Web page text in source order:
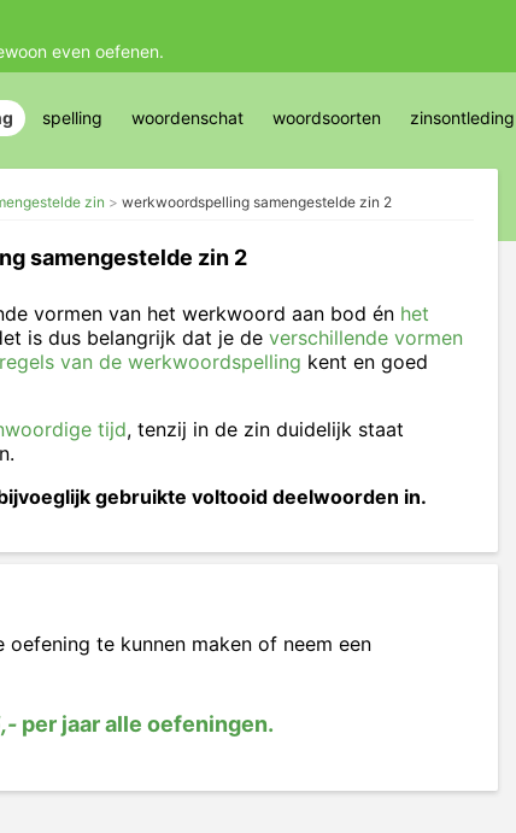
even oefenen.
spelling woordenschat woordsoorten zinsontleding
zin werkwoordspelling samengestelde zin 2
samengestelde zin 2
vormen van het werkwoord aan bod én het
is dus belangrijk dat je de verschillende vormen
regels van de werkwoordspelling kent en goed
tijd, tenzij in de zin duidelijk staat
gebruikte voltooid deelwoorden in.
oefening te kunnen maken of neem een
per jaar alle oefeningen.